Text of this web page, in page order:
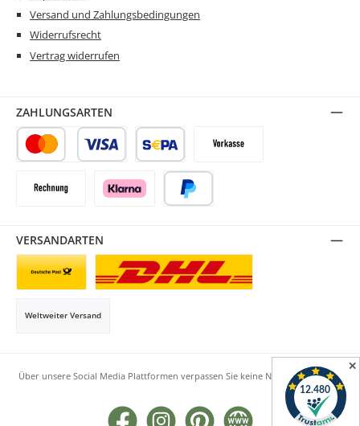
Versand und Zahlungsbedingungen
Widerrufsrecht
Vertrag widerrufen
VERSANDARTEN
Weltweiter Versand
ZAHLUNGSARTEN
SEPA LastschriftVorkasse
Über unsere Social Media Plattformen verpassen Sie keine Neuigkeiten mehr.
✕